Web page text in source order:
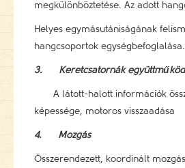
megkülönböztetése. Az adott
Helyes egymásutániságának
hangcsoportok egységbefoglalása.
3. Keretcsatornák
A látott-halott információk
képessége, motoros visszaadása
4. Mozgás
Összerendezett, koordinált